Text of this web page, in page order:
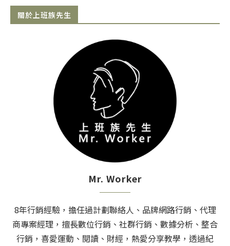
關於上班族先生
Mr. Worker
8年行銷經驗，擔任過計劃聯絡人、品牌網路行銷、代理
商專案經理，擅長數位行銷、社群行銷、數據分析、整合
行銷，喜愛運動、閱讀、財經，熱愛分享教學，透過紀